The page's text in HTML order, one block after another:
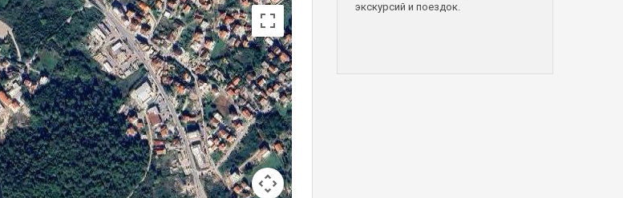
экскурсий и поездок.